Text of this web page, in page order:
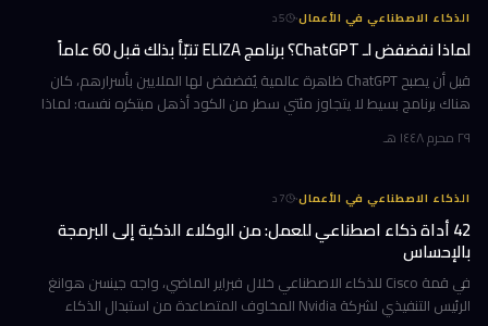
الذكاء الاصطناعي في الأعمال·
5د
لماذا نفضفض لـ ChatGPT؟ برنامج ELIZA تنبّأ بذلك قبل 60 عاماً
قبل أن يصبح ChatGPT ظاهرة عالمية يُفضفض لها الملايين بأسرارهم، كان
هناك برنامج بسيط لا يتجاوز مئتي سطر من الكود أذهل مبتكره نفسه: لماذا
٢٩ محرم ١٤٤٨ هـ
الذكاء الاصطناعي في الأعمال·
7د
42 أداة ذكاء اصطناعي للعمل: من الوكلاء الذكية إلى البرمجة
بالإحساس
في قمة Cisco للذكاء الاصطناعي خلال فبراير الماضي، واجه جينسن هوانغ
الرئيس التنفيذي لشركة Nvidia المخاوف المتصاعدة من استبدال الذكاء